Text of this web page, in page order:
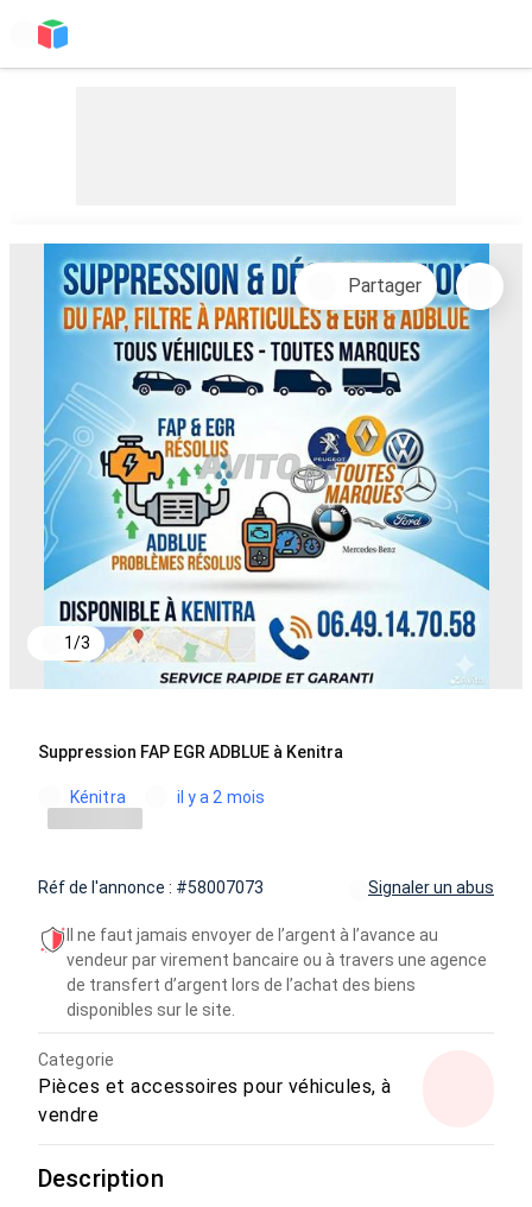
1/3
Partager
Suppression FAP EGR ADBLUE à Kenitra
Kénitra il y a 2 mois
Réf de l'annonce : #58007073 Signaler un abus
Il ne faut jamais envoyer de l’argent à l’avance au
vendeur par virement bancaire ou à travers une agence
de transfert d’argent lors de l’achat des biens
disponibles sur le site.
Categorie
Pièces et accessoires pour véhicules, à
vendre
Description